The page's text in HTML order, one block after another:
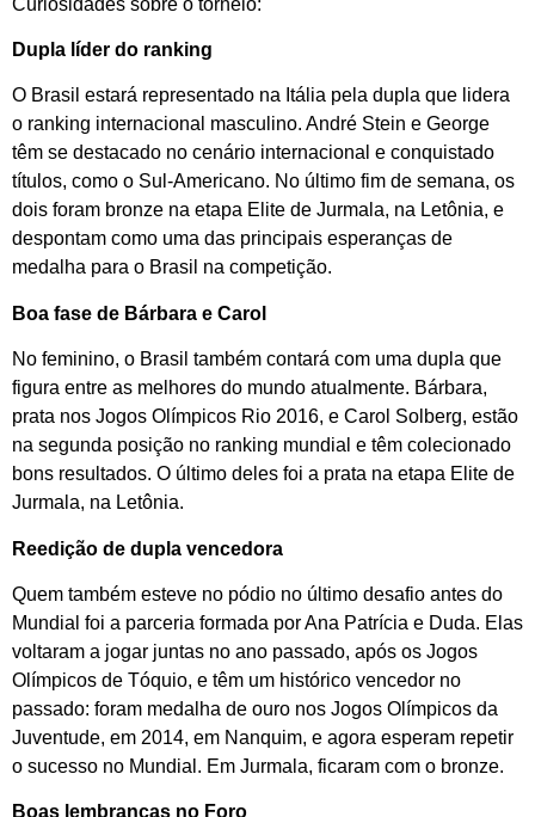
Dupla líder do ranking
O Brasil estará representado na Itália pela dupla que lidera
o ranking internacional masculino. André Stein e George
têm se destacado no cenário internacional e conquistado
títulos, como o Sul-Americano. No último fim de semana, os
dois foram bronze na etapa Elite de Jurmala, na Letônia, e
despontam como uma das principais esperanças de
medalha para o Brasil na competição.
Boa fase de Bárbara e Carol
No feminino, o Brasil também contará com uma dupla que
figura entre as melhores do mundo atualmente. Bárbara,
prata nos Jogos Olímpicos Rio 2016, e Carol Solberg, estão
na segunda posição no ranking mundial e têm colecionado
bons resultados. O último deles foi a prata na etapa Elite de
Jurmala, na Letônia.
Reedição de dupla vencedora
Quem também esteve no pódio no último desafio antes do
Mundial foi a parceria formada por Ana Patrícia e Duda. Elas
voltaram a jogar juntas no ano passado, após os Jogos
Olímpicos de Tóquio, e têm um histórico vencedor no
passado: foram medalha de ouro nos Jogos Olímpicos da
Juventude, em 2014, em Nanquim, e agora esperam repetir
o sucesso no Mundial. Em Jurmala, ficaram com o bronze.
Boas lembranças no Foro